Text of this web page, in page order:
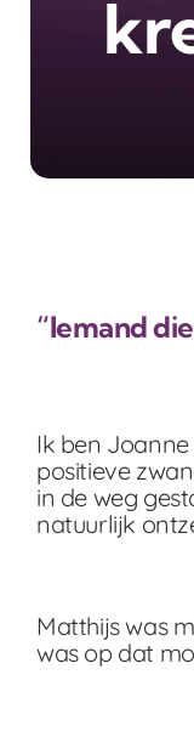
“Iemand
Ik ben
positieve
in de weg
natuurlijk
Matthijs was
was op dat